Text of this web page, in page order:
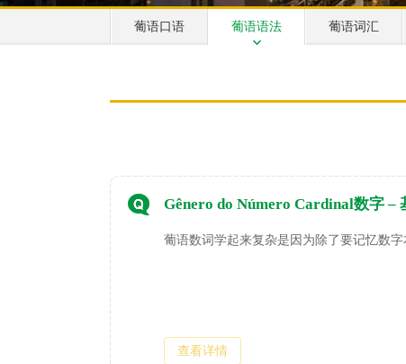
葡语口语 葡语语法 葡语词汇
Gênero do Número Cardinal数字 –
葡语数词学起来复杂是因为除了要记忆数
查看详情